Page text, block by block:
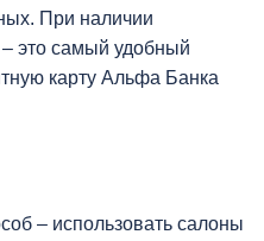
При наличии
– это самый удобный
карту Альфа Банка
– использовать салоны